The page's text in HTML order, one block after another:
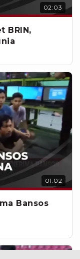
02:03
BRIN,
01:02
Bansos